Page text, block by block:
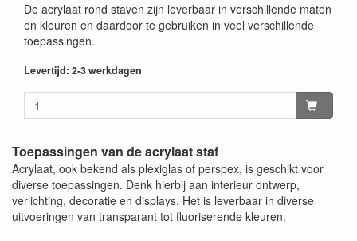
De acrylaat rond staven zijn leverbaar in verschillende maten
en kleuren en daardoor te gebruiken in veel verschillende
toepassingen.
Levertijd: 2-3 werkdagen
Toepassingen van de acrylaat staf
Acrylaat, ook bekend als plexiglas of perspex, is geschikt voor
diverse toepassingen. Denk hierbij aan interieur ontwerp,
verlichting, decoratie en displays. Het is leverbaar in diverse
uitvoeringen van transparant tot fluoriserende kleuren.